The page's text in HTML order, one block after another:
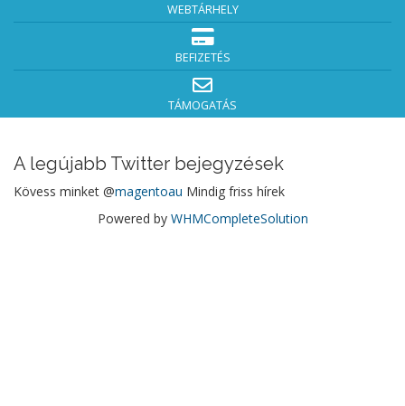
WEBTÁRHELY
BEFIZETÉS
TÁMOGATÁS
A legújabb Twitter bejegyzések
Kövess minket @magentoau Mindig friss hírek
Powered by WHMCompleteSolution